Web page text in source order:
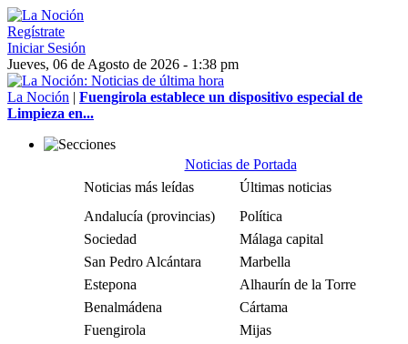
Regístrate
Iniciar Sesión
Jueves, 06 de Agosto de 2026 - 1:38 pm
La Noción | Fuengirola establece un dispositivo especial de
Limpieza en...
Noticias de Portada
Noticias más leídas
Últimas noticias
Andalucía (provincias)
Política
Sociedad
Málaga capital
San Pedro Alcántara
Marbella
Estepona
Alhaurín de la Torre
Benalmádena
Cártama
Fuengirola
Mijas